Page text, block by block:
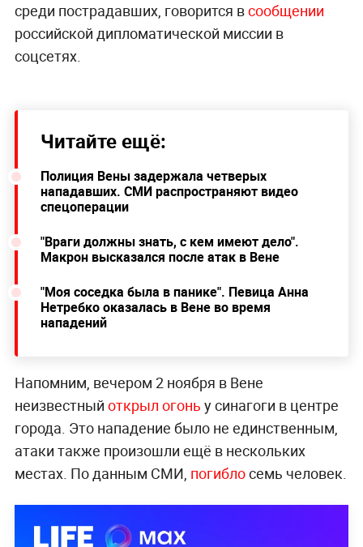
среди пострадавших, говорится всообщении
российской дипломатической миссии в
соцсетях.
Читайте ещё:
Полиция Вены задержала четверых
нападавших. СМИ распространяют видео
спецоперации
"Враги должны знать, с кем имеют дело".
Макрон высказался после атак в Вене
"Моя соседка была в панике". Певица Анна
Нетребко оказалась в Вене во время
нападений
Напомним, вечером 2 ноября в Вене
неизвестный открыл огонь у синагоги в центре
города. Это нападение было не единственным,
атаки также произошли ещё в нескольких
местах. По данным СМИ, погиблосемь человек.